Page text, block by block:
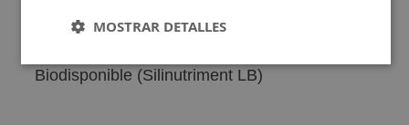
con una especialización en productos
Biodisponible (Silinutriment LB)
MOSTRAR DETALLES